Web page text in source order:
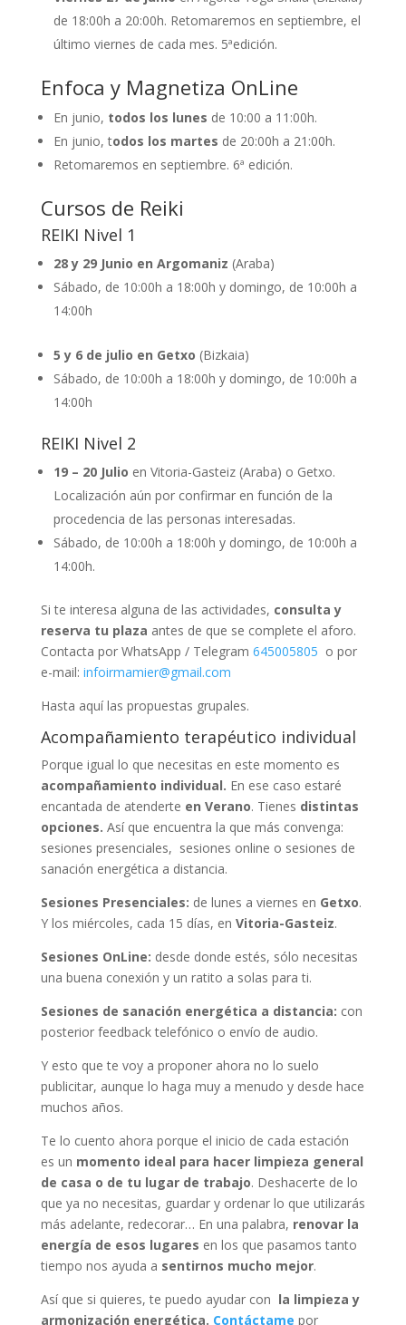
de 18:00h a 20:00h. Retomaremos en septiembre, el
último viernes de cada mes. 5ªedición.
Enfoca y Magnetiza OnLine
En junio, todos los lunes de 10:00 a 11:00h.
En junio, todos los martes de 20:00h a 21:00h.
Retomaremos en septiembre. 6ª edición.
Cursos de Reiki
REIKI Nivel 1
28 y 29 Junio en Argomaniz (Araba)
Sábado, de 10:00h a 18:00h y domingo, de 10:00h a
14:00h
5 y 6 de julio en Getxo (Bizkaia)
Sábado, de 10:00h a 18:00h y domingo, de 10:00h a
14:00h
REIKI Nivel 2
19 – 20 Julio en Vitoria-Gasteiz (Araba) o Getxo.
Localización aún por confirmar en función de la
procedencia de las personas interesadas.
Sábado, de 10:00h a 18:00h y domingo, de 10:00h a
14:00h.
Si te interesa alguna de las actividades, consulta y
reserva tu plaza antes de que se complete el aforo.
Contacta por WhatsApp / Telegram 645005805 o por
e-mail: infoirmamier@gmail.com
Hasta aquí las propuestas grupales.
Acompañamiento terapéutico individual
Porque igual lo que necesitas en este momento es
acompañamiento individual. En ese caso estaré
encantada de atenderte en Verano. Tienes distintas
opciones. Así que encuentra la que más convenga:
sesiones presenciales, sesiones online o sesiones de
sanación energética a distancia.
Sesiones Presenciales: de lunes a viernes en Getxo.
Y los miércoles, cada 15 días, en Vitoria-Gasteiz.
Sesiones OnLine: desde donde estés, sólo necesitas
una buena conexión y un ratito a solas para ti.
Sesiones de sanación energética a distancia: con
posterior feedback telefónico o envío de audio.
Y esto que te voy a proponer ahora no lo suelo
publicitar, aunque lo haga muy a menudo y desde hace
muchos años.
Te lo cuento ahora porque el inicio de cada estación
es un momento ideal para hacer limpieza general
de casa o de tu lugar de trabajo. Deshacerte de lo
que ya no necesitas, guardar y ordenar lo que utilizarás
más adelante, redecorar… En una palabra, renovar la
energía de esos lugares en los que pasamos tanto
tiempo nos ayuda a sentirnos mucho mejor.
Así que si quieres, te puedo ayudar con la limpieza y
armonización energética. Contáctame por